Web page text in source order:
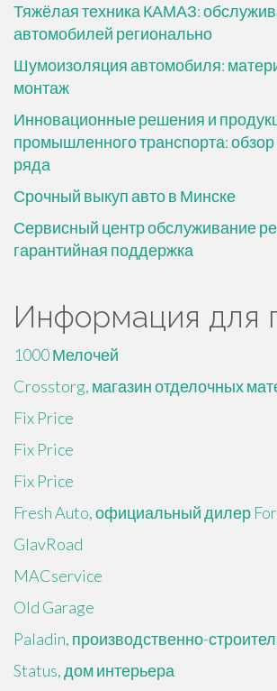
Тяжёлая техника КАМАЗ:
автомобилей регионально
Шумоизоляция автомобиля:
монтаж
Инновационные решения и
промышленного транспорта:
ряда
Срочный выкуп авто в Минске
Сервисный центр обслуживание
гарантийная поддержка
Информация для
1000 Мелочей
Crosstorg, магазин отделочных
Fix Price
Fix Price
Fix Price
Fresh Auto, официальный дилер
GlavRoad
MACservice
Old Garage
Paladin, производственно-
Status, дом интерьера